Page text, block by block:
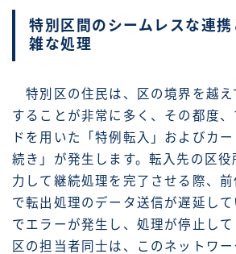
特別区間のシームレスな連
雑な処理
特別区の住民は、区の境界を越え
することが非常に多く、その都度
ドを用いた「特例転入」およびカ
続き」が発生します。転入先の区役
力して継続処理を完了させる際、
で転出処理のデータ送信が遅延し
でエラーが発生し、処理が停止して
区の担当者同士は、このネットワ